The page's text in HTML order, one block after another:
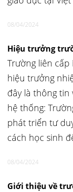
08/04/2024
Hiệu trưởng
Trường liên
hiệu trưởng
đây là thông
hệ thống:
phát triển tư
cách học sinh
08/04/2024
Giới thiệu về